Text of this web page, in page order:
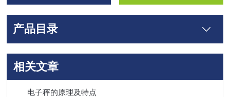
产品目录
相关文章
电子秤的原理及特点